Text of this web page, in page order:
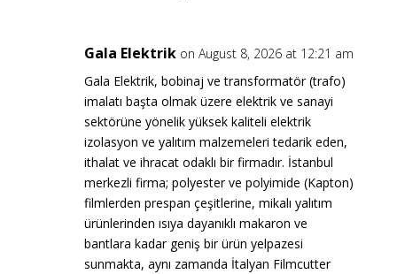
Gala Elektrik on August 8, 2026 at 12:21 am
Gala Elektrik, bobinaj ve transformatör (trafo)
imalatı başta olmak üzere elektrik ve sanayi
sektörüne yönelik yüksek kaliteli elektrik
izolasyon ve yalıtım malzemeleri tedarik eden,
ithalat ve ihracat odaklı bir firmadır. İstanbul
merkezli firma; polyester ve polyimide (Kapton)
filmlerden prespan çeşitlerine, mikalı yalıtım
ürünlerinden ısıya dayanıklı makaron ve
bantlara kadar geniş bir ürün yelpazesi
sunmakta, aynı zamanda İtalyan Filmcutter